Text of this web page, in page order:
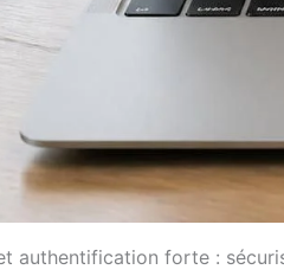
authentification forte :